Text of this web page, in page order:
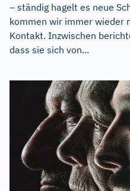
– ständig hagelt es neue
kommen wir immer wieder
Kontakt. Inzwischen
dass sie sich von...